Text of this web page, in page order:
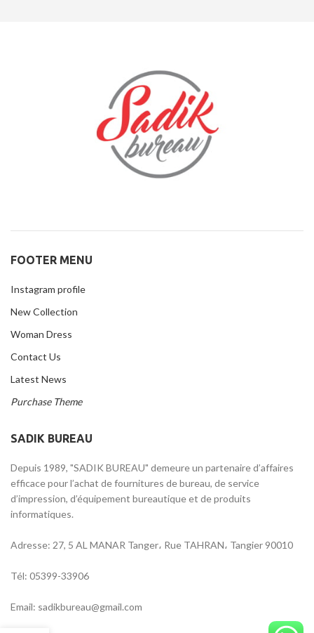
FOOTER MENU
Instagram profile
New Collection
Woman Dress
Contact Us
Latest News
Purchase Theme
SADIK BUREAU
Depuis 1989, "SADIK BUREAU" demeure un partenaire d’affaires
efficace pour l’achat de fournitures de bureau, de service
d’impression, d’équipement bureautique et de produits
informatiques.
Adresse: 27, 5 AL MANAR Tanger، Rue TAHRAN، Tangier 90010
Tél: 05399-33906
Email: sadikbureau@gmail.com